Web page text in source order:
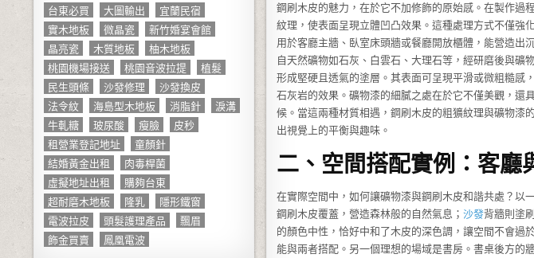
鋼刷木皮的魅力，在於它不加修飾的原始感。在製作過
紋理，使表面呈現立體凹凸效果。這種處理方式不僅強
用於客廳主牆、臥室床頭牆或餐廳開放櫃體，能營造出
自天然礦物如石灰、白雲石、大理石等，經研磨後與礦
形成堅硬且透氣的塗層。其表面可呈現平滑或微粗糙感
石灰岩的效果。礦物漆的細膩之處在於它不僅美觀，還
候。當這兩種材質相遇，鋼刷木皮的粗獷紋理與礦物漆
出視覺上的平衡與趣味。
二、空間搭配實例：客廳
在實際空間中，如何讓礦物漆與鋼刷木皮和諧共處？以
鋼刷木皮覆蓋，營造森林般的自然氣息；沙發背牆則塗
的顏色中性，恰好中和了木皮的深色調，讓空間不會過
能與兩者搭配。另一個理想的場域是書房。書桌後方的
台東必買
大圖輸出
宜蘭民宿
實木地板
微晶瓷
新竹婚宴會館
晶亮瓷
木質地板
柚木地板
桃園機場接送
桃園音波拉提
植髮
民生頭條
沙發修理
沙發換皮
法令紋
海島型木地板 消脂針
淚溝
牛軋糖
玻尿酸 瘦臉
皮秒
租營業登記地址
童顏針
結婚黃金出租
肉毒桿菌
虛擬地址出租
購夠台東
超耐磨木地板
隆乳
隱形鐵窗
電波拉皮
頭髮護理產品
飄眉
飾金買賣
鳳凰電波